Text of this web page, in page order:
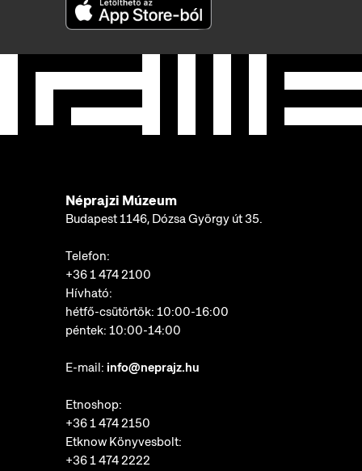
Néprajzi Múzeum
Budapest 1146, Dózsa György út 35.
Telefon:
+36 1 474 2100
Hívható:
hétfő-csütörtök: 10:00-16:00
péntek: 10:00-14:00
E-mail: info@neprajz.hu
Etnoshop:
+36 1 474 2150
Etknow Könyvesbolt:
+36 1 474 2222